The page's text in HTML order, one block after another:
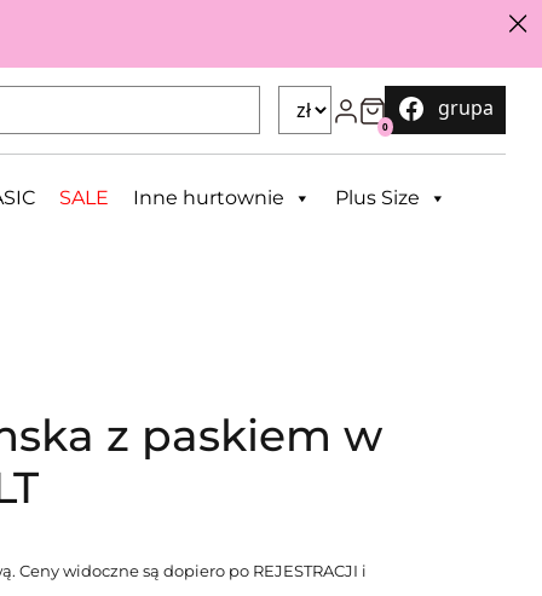
0
grupa
SALE Inne hurtownie Plus Size
z paskiem w
Ceny widoczne są dopiero po REJESTRACJI i